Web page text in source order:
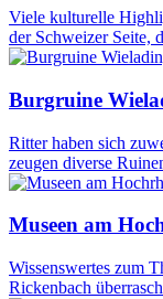
Viele kulturelle
der Schweizer Seite,
Burgruine
Ritter haben sich
zeugen diverse
Museen am
Wissenswertes zum
Rickenbach